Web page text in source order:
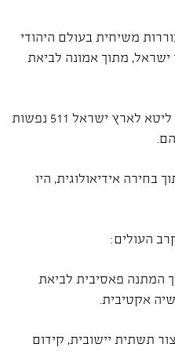
חלה התעוררות משיחית בעולם היהודי
ישראל, מתוך אמונה לביאת
בשנים 1808-1813 הגיעו מרחבי ליטא לארץ ישראל 511 נפשות
בחירה אידיאולוגית, היו
העולים:
המתנה פאסיבית לביאת
אקטיבית.
תשתית יישובית, קידום